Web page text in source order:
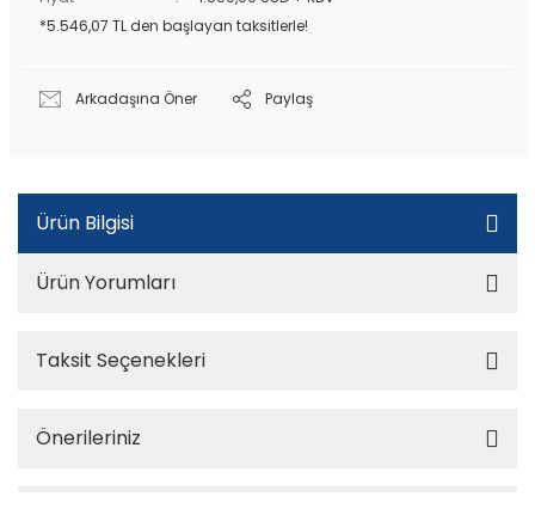
*5.546,07 TL den başlayan taksitlerle!
Arkadaşına Öner Paylaş
Ürün Bilgisi
Ürün Yorumları
Taksit Seçenekleri
Önerileriniz